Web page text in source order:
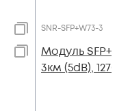
SNR-SFP+W73-3
Модуль SFP+
3км (5dB),